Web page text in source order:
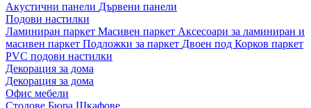
Акустични панели Дървени панели
Подови настилки
Ламиниран паркет Масивен паркет Аксесоари за ламиниран и
масивен паркет Подложки за паркет Двоен под Корков паркет
PVC подови настилки
Декорация за дома
Декорация за дома
Офис мебели
Столове Бюра Шкафове